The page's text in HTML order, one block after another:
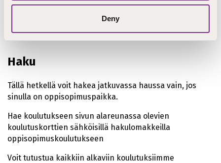
Deny
Hius- ja kauneudenhoitoalan perustutkinnon perusteet
muuttuivat 1.8.2025. Samalla hiusalan
Haku
Tällä hetkellä voit hakea jatkuvassa haussa vain, jos
sinulla on oppisopimuspaikka.
Hae koulutukseen sivun alareunassa olevien
koulutuskorttien sähköisillä hakulomakkeilla
oppisopimuskoulutukseen
Voit tutustua kaikkiin alkaviin koulutuksiimme